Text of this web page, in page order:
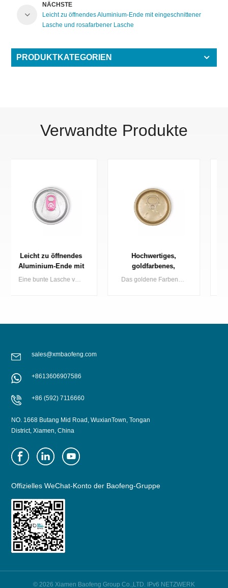
NÄCHSTE
Leicht zu öffnendes Aluminium-Ende mit eingeschnittener
Lasche und rosafarbener Lasche
PRODUKTKATEGORIEN
Verwandte Produkte
Hochwertiges,
goldfarbenes,
einfaches offenes
Leicht zu öffnender
Dosenverschluss
200DIA B64 für
sales@xmbaofeng.com
+8613606907586
+86 (592) 7116660
NO. 1668 Butang Mid Road, WuxianTown, Tongan
District, Xiamen, China
Offizielles WeChat-Konto der Baofeng-Gruppe
© 2026 Xiamen Baofeng Group Co.,LTD. IPv6 NETZWERK